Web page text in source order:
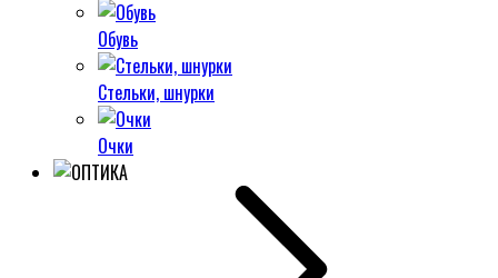
Обувь
Стельки, шнурки
Очки